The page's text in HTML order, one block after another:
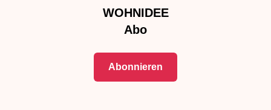
WOHNIDEE
Abo
Abonnieren